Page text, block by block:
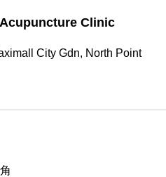
Clinic
City Gdn, North Point